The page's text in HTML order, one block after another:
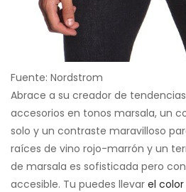
Fuente: Nordstrom
Abrace a su creador de
accesorios en tonos marsala, un
solo y un contraste maravilloso
raíces de vino rojo-marrón y un
de marsala es sofisticada pero
accesible. Tu puedes llevar el